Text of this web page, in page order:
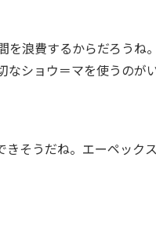
浪費するからだろうね
ショウ＝マを使うのが
そうだね。エーペック